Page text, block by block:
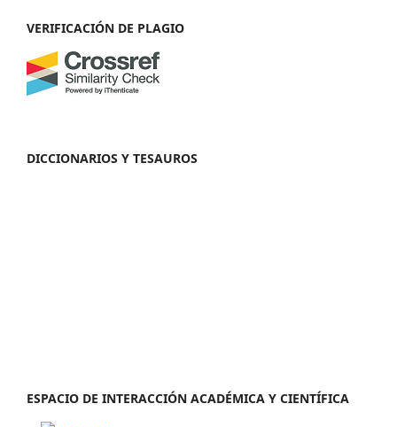
VERIFICACIÓN DE PLAGIO
DICCIONARIOS Y TESAUROS
ESPACIO DE INTERACCIÓN ACADÉMICA Y CIENTÍFICA